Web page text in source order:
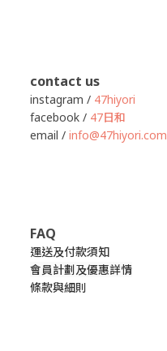
contact us
instagram / 47hiyori
facebook / 47日和
email / info@47hiyori.com
FAQ
運送及付款須知
會員計劃及優惠詳情
條款與細則